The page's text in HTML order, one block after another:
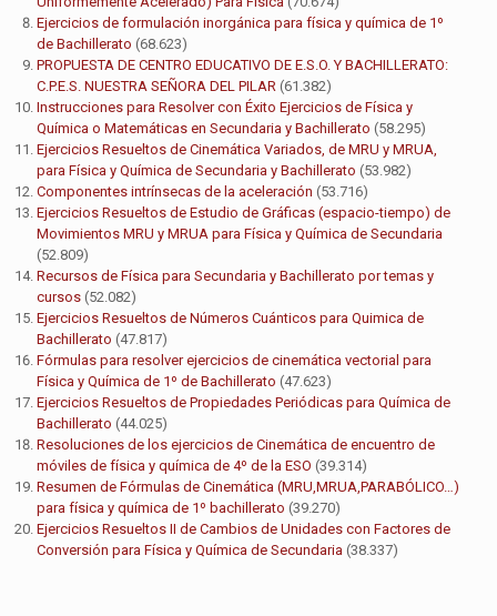
Ejercicios de formulación inorgánica para física y química de 1º
de Bachillerato (68.623)
PROPUESTA DE CENTRO EDUCATIVO DE E.S.O. Y BACHILLERATO:
C.P.E.S. NUESTRA SEÑORA DEL PILAR (61.382)
Instrucciones para Resolver con Éxito Ejercicios de Física y
Química o Matemáticas en Secundaria y Bachillerato (58.295)
Ejercicios Resueltos de Cinemática Variados, de MRU y MRUA,
para Física y Química de Secundaria y Bachillerato (53.982)
Componentes intrínsecas de la aceleración (53.716)
Ejercicios Resueltos de Estudio de Gráficas (espacio-tiempo) de
Movimientos MRU y MRUA para Física y Química de Secundaria
(52.809)
Recursos de Física para Secundaria y Bachillerato por temas y
cursos (52.082)
Ejercicios Resueltos de Números Cuánticos para Quimica de
Bachillerato (47.817)
Fórmulas para resolver ejercicios de cinemática vectorial para
Física y Química de 1º de Bachillerato (47.623)
Ejercicios Resueltos de Propiedades Periódicas para Química de
Bachillerato (44.025)
Resoluciones de los ejercicios de Cinemática de encuentro de
móviles de física y química de 4º de la ESO (39.314)
Resumen de Fórmulas de Cinemática (MRU,MRUA,PARABÓLICO…)
para física y química de 1º bachillerato (39.270)
Ejercicios Resueltos II de Cambios de Unidades con Factores de
Conversión para Física y Química de Secundaria (38.337)